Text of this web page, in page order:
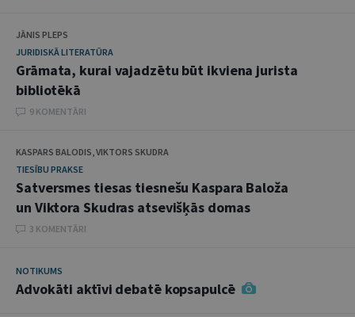
JĀNIS PLEPS
JURIDISKĀ LITERATŪRA
Grāmata, kurai vajadzētu būt ikviena jurista
bibliotēkā
9 KOMENTĀRI
KASPARS BALODIS, VIKTORS SKUDRA
TIESĪBU PRAKSE
Satversmes tiesas tiesnešu Kaspara Baloža
un Viktora Skudras atsevišķās domas
3 KOMENTĀRI
NOTIKUMS
Advokāti aktīvi debatē kopsapulcē